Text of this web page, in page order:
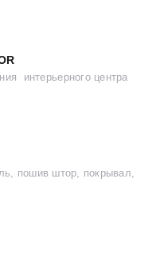
интерьерного центра
пошив штор, покрывал,